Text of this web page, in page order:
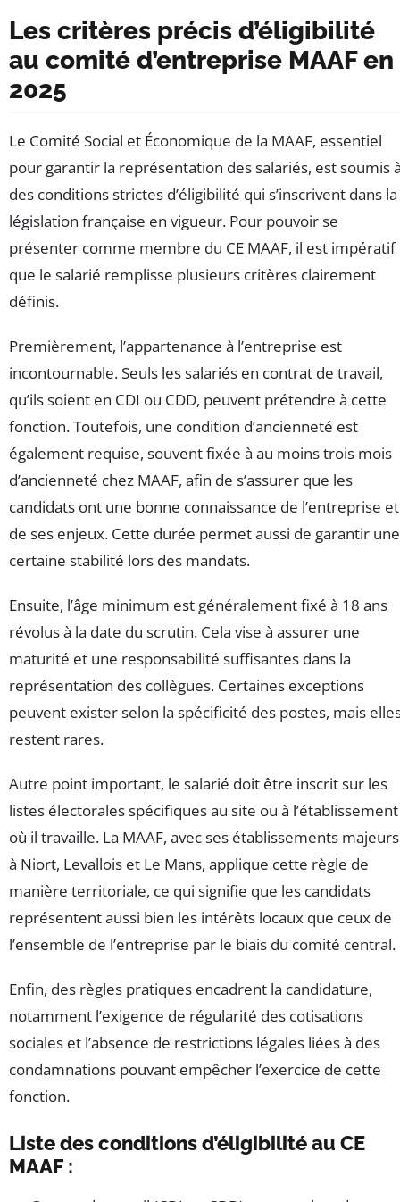
Les critères précis d’éligibilité
au comité d’entreprise MAAF en
2025
Le Comité Social et Économique de la MAAF, essentiel
pour garantir la représentation des salariés, est soumis
des conditions strictes d’éligibilité qui s’inscrivent dans la
législation française en vigueur. Pour pouvoir se
présenter comme membre du CE MAAF, il est impératif
que le salarié remplisse plusieurs critères clairement
définis.
Premièrement, l’appartenance à l’entreprise est
incontournable. Seuls les salariés en contrat de travail,
qu’ils soient en CDI ou CDD, peuvent prétendre à cette
fonction. Toutefois, une condition d’ancienneté est
également requise, souvent fixée à au moins trois mois
d’ancienneté chez MAAF, afin de s’assurer que les
candidats ont une bonne connaissance de l’entreprise et
de ses enjeux. Cette durée permet aussi de garantir une
certaine stabilité lors des mandats.
Ensuite, l’âge minimum est généralement fixé à 18 ans
révolus à la date du scrutin. Cela vise à assurer une
maturité et une responsabilité suffisantes dans la
représentation des collègues. Certaines exceptions
peuvent exister selon la spécificité des postes, mais
restent rares.
Autre point important, le salarié doit être inscrit sur les
listes électorales spécifiques au site ou à l’établissement
où il travaille. La MAAF, avec ses établissements majeurs
à Niort, Levallois et Le Mans, applique cette règle de
manière territoriale, ce qui signifie que les candidats
représentent aussi bien les intérêts locaux que ceux de
l’ensemble de l’entreprise par le biais du comité central.
Enfin, des règles pratiques encadrent la candidature,
notamment l’exigence de régularité des cotisations
sociales et l’absence de restrictions légales liées à des
condamnations pouvant empêcher l’exercice de cette
fonction.
Liste des conditions d’éligibilité au CE
MAAF :